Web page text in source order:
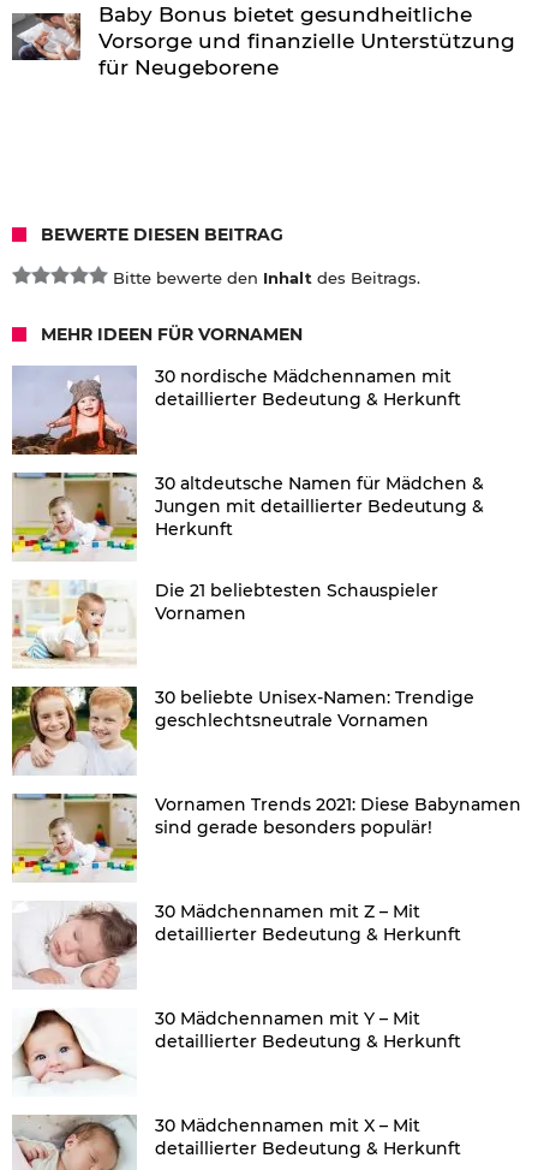
Baby Bonus bietet gesundheitliche
Vorsorge und finanzielle Unterstützung
für Neugeborene
BEWERTE DIESEN BEITRAG
Bitte bewerte den Inhalt des Beitrags.
MEHR IDEEN FÜR VORNAMEN
30 nordische Mädchennamen mit
detaillierter Bedeutung & Herkunft
30 altdeutsche Namen für Mädchen &
Jungen mit detaillierter Bedeutung &
Herkunft
Die 21 beliebtesten Schauspieler
Vornamen
30 beliebte Unisex-Namen: Trendige
geschlechtsneutrale Vornamen
Vornamen Trends 2021: Diese Babynamen
sind gerade besonders populär!
30 Mädchennamen mit Z – Mit
detaillierter Bedeutung & Herkunft
30 Mädchennamen mit Y – Mit
detaillierter Bedeutung & Herkunft
30 Mädchennamen mit X – Mit
detaillierter Bedeutung & Herkunft